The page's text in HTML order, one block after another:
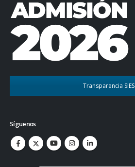
Transparencia SIES
Síguenos